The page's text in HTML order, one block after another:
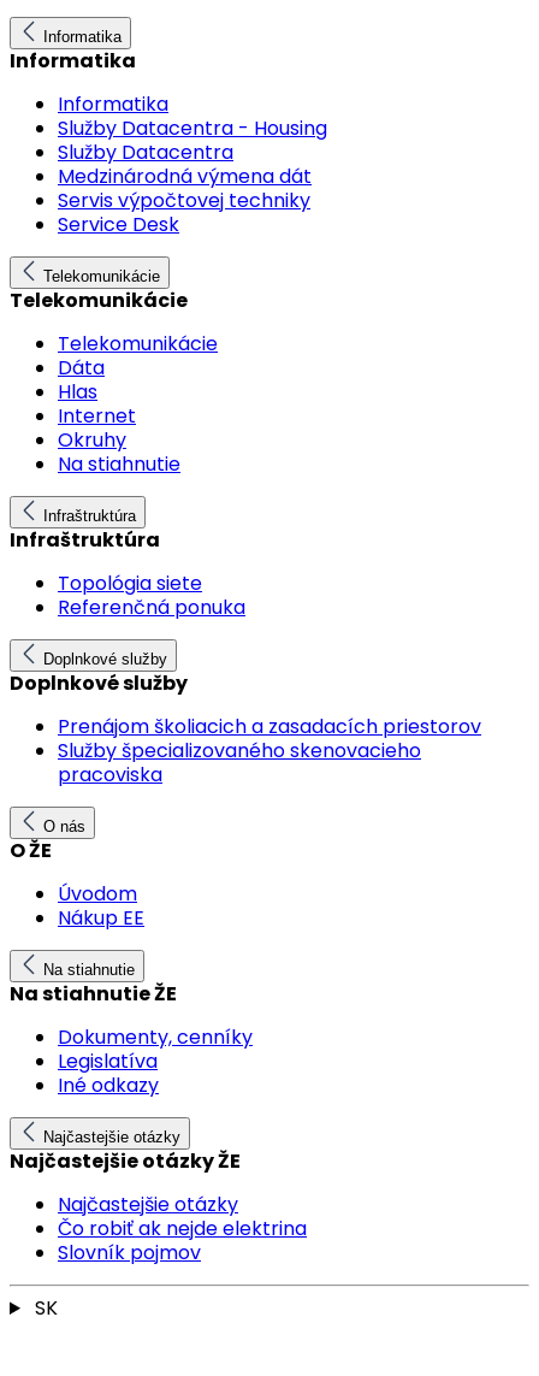
Informatika
Informatika
Informatika
Služby Datacentra - Housing
Služby Datacentra
Medzinárodná výmena dát
Servis výpočtovej techniky
Service Desk
Telekomunikácie
Telekomunikácie
Telekomunikácie
Dáta
Hlas
Internet
Okruhy
Na stiahnutie
Infraštruktúra
Infraštruktúra
Topológia siete
Referenčná ponuka
Doplnkové služby
Doplnkové služby
Prenájom školiacich a zasadacích priestorov
Služby špecializovaného skenovacieho
pracoviska
O nás
O ŽE
Úvodom
Nákup EE
Na stiahnutie
Na stiahnutie ŽE
Dokumenty, cenníky
Legislatíva
Iné odkazy
Najčastejšie otázky
Najčastejšie otázky ŽE
Najčastejšie otázky
Čo robiť ak nejde elektrina
Slovník pojmov
SK